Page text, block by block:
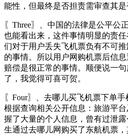
能性，但最终是否担责需审查其是
〖Three〗、中国的法律是公平公
也能看出来，这件事情明显的责
们对于用户丢失飞机票负有不可
的事情。所以用户网购机票后信
赔偿是很正常的事情。顺便说一
了，我觉得可喜可贺。
〖Four〗、去哪儿买飞机票下单
根据查询相关公开信息：旅游平
握了大量的个人信息，曾有过泄
生通过去哪儿网购买了东航机票